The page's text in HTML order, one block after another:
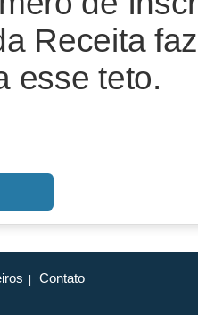
Receita
esse teto.
Contato